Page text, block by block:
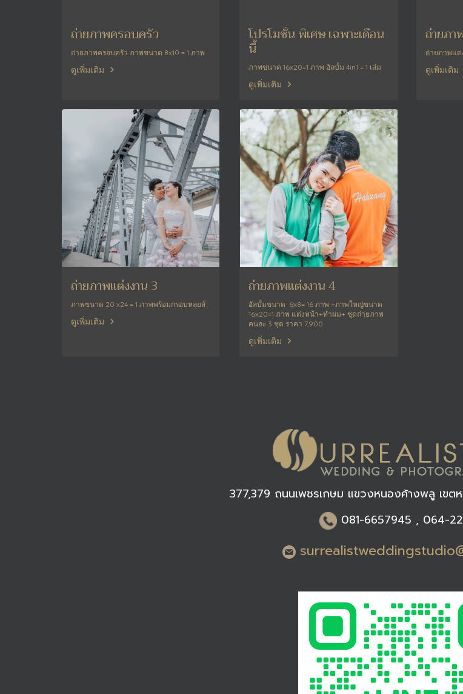
ถ่ายภาพครอบครัว
ถ่ายภาพครอบครัว ภาพขนาด 8x10 = 1 ภาพ
ดูเพิ่มเติม
โปรโมชั่น พิเศษ เฉพาะเดือน
นี้
ภาพขนาด 16x20=1 ภาพ อัลบั้ม 4in1 = 1 เล่ม
ดูเพิ่มเติม
ถ่ายภา
ถ่ายภาพแ
ดูเพิ่มเติม
ถ่ายภาพแต่งงาน 3
ภาพขนาด 20 x24 = 1 ภาพพร้อมกรอบหลุยส์
ดูเพิ่มเติม
ถ่ายภาพแต่งงาน 4
อัลบั้มขนาด 6x8= 16 ภาพ +ภาพใหญ่ขนาด
16x20=1 ภาพ แต่งหน้า+ทำผม+ ชุดถ่ายภาพ
คนละ 3 ชุด ราคา 7,900
ดูเพิ่มเติม
377,379 ถนนเพชรเกษม แขวงหนองค้างพลู เขต
081-6657945 , 064-